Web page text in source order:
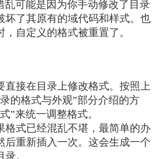
乱可能是因为你手动修改了目录
坏了其原有的域代码和样式。也
自定义的格式被重置了。
直接在目录上修改格式。按照上
的格式与外观”部分介绍的方
”来统一调整格式。
格式已经混乱不堪，最简单的办
后重新插入一次。这会生成一个
。